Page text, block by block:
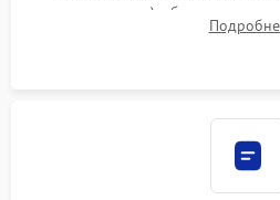
закрепления), обновление
калибровка цветопередачи и